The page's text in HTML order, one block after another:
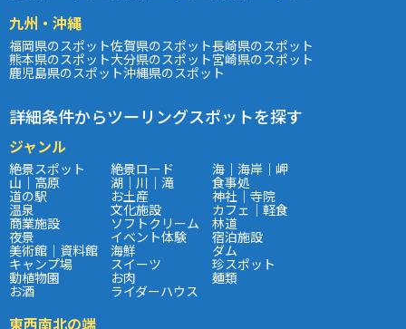
九州・沖縄
福岡県のスポット佐賀県のスポット長崎県のスポット
熊本県のスポット大分県のスポット宮崎県のスポット
鹿児島県のスポット沖縄県のスポット
詳細条件からツーリングスポットを探す
ジャンル
絶景スポット 絶景ロード 海｜海岸｜岬
山｜高原 湖｜川｜滝 食事処
道の駅 お土産 神社｜寺院
温泉 文化施設 カフェ｜軽食
商業施設 ソフトクリーム 林道
夜景 イベント体験 宿泊施設
美術館｜資料館 海鮮 ダム
キャンプ場 スイーツ 珍スポット
動植物園 お肉 麺類
お酒 ライダーハウス
東西南北の端